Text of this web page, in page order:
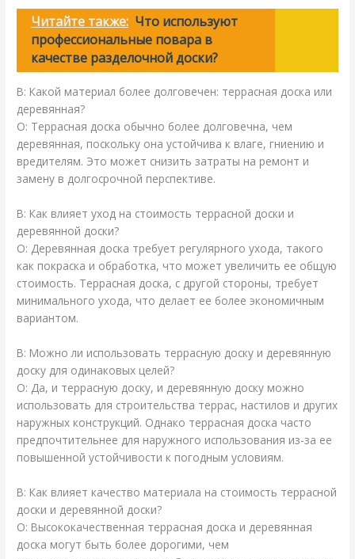
Читайте также: Что используют
профессиональные повара в
качестве разделочной доски?
В: Какой материал более долговечен: террасная доска или
деревянная?
О: Террасная доска обычно более долговечна, чем
деревянная, поскольку она устойчива к влаге, гниению и
вредителям. Это может снизить затраты на ремонт и
замену в долгосрочной перспективе.
В: Как влияет уход на стоимость террасной доски и
деревянной доски?
О: Деревянная доска требует регулярного ухода, такого
как покраска и обработка, что может увеличить ее общую
стоимость. Террасная доска, с другой стороны, требует
минимального ухода, что делает ее более экономичным
вариантом.
В: Можно ли использовать террасную доску и деревянную
доску для одинаковых целей?
О: Да, и террасную доску, и деревянную доску можно
использовать для строительства террас, настилов и других
наружных конструкций. Однако террасная доска часто
предпочтительнее для наружного использования из-за ее
повышенной устойчивости к погодным условиям.
В: Как влияет качество материала на стоимость террасной
доски и деревянной доски?
О: Высококачественная террасная доска и деревянная
доска могут быть более дорогими, чем